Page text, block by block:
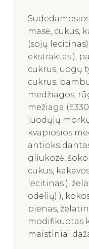
masė, cukus,
(sojų
ekstraktas.),
cukrus, uogų
cukrus,
medžiagos,
mežiaga
juodųjų
kvapiosios
antioksidantas
gliukozė,
cukus,
lecitinas ),
odelių) ),
pienas,
modifikuotas
maistiniai dažai